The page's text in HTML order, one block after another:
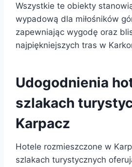
Wszystkie te obiekty
wypadową dla miłośników
zapewniając wygodę oraz
najpiękniejszych tras w
Udogodnienia
szlakach
Karpacz
Hotele rozmieszczone w
szlakach turystycznych